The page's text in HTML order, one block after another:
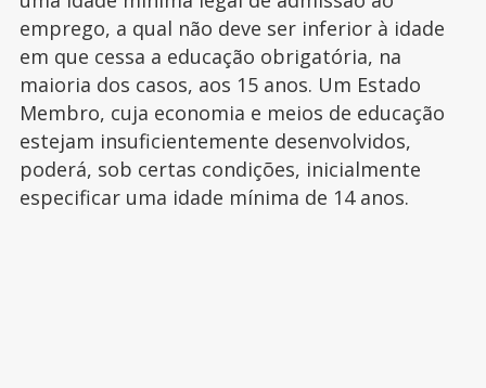
emprego, a qual não deve ser inferior à idade
em que cessa a educação obrigatória, na
maioria dos casos, aos 15 anos. Um Estado
Membro, cuja economia e meios de educação
estejam insuficientemente desenvolvidos,
poderá, sob certas condições, inicialmente
especificar uma idade mínima de 14 anos.